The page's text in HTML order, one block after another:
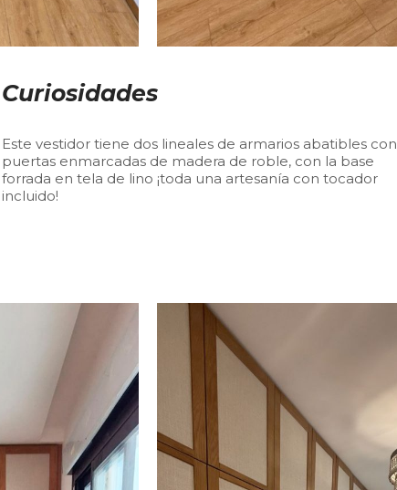
Curiosidades
Este vestidor tiene dos lineales de armarios abatibles con
puertas enmarcadas de madera de roble, con la base
forrada en tela de lino ¡toda una artesanía con tocador
incluido!